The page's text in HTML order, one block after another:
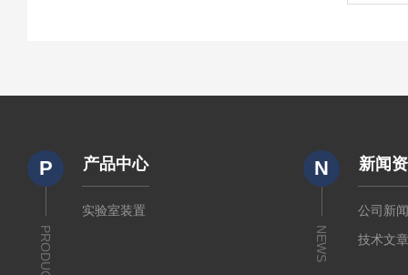
P
PRODUCTS
产品中心
实验室装置
N
NEWS
新闻
公司新
技术文